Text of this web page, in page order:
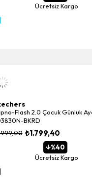
Ücretsiz Kargo
Flash 2.0 Çocuk Günlük
BKRD
₺1.799,40
%40
Ücretsiz Kargo